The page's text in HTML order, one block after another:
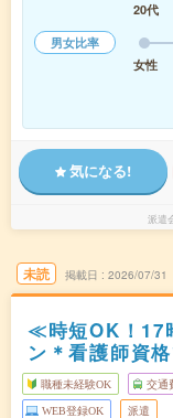
20代
男女比率
女性
気になる!
派遣
未読 掲載日 2026/07/31
≪時短OK！17
ン＊看護師資
職種未経験OK 交通
WEB登録OK 派遣